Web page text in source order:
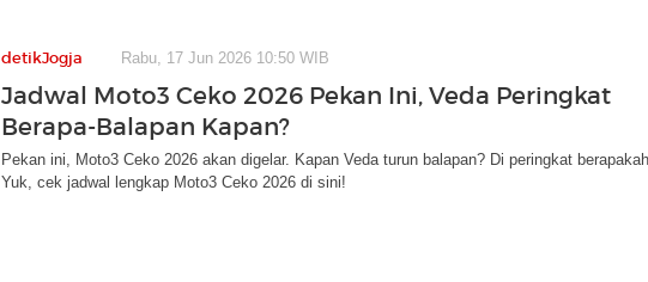
detikJogja Rabu, 17 Jun 2026 10:50 WIB
Jadwal Moto3 Ceko 2026 Pekan Ini, Veda Peringkat
Berapa-Balapan Kapan?
Pekan ini, Moto3 Ceko 2026 akan digelar. Kapan Veda turun balapan? Di peringkat
Yuk, cek jadwal lengkap Moto3 Ceko 2026 di sini!